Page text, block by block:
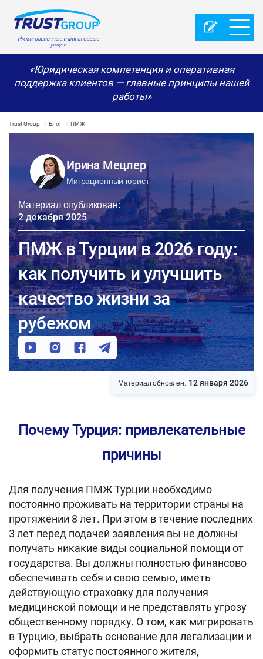
Иммиграционные и финансовые
услуги
«Юридическая компетенция и оперативная
поддержка клиентов — главные принципы нашей
работы»
Trust Group Блог ПМЖ
Ирина Мецлер
Миграционный юрист
Материал опубликован:
2 декабря 2025
ПМЖ в Турции в 2026 году:
как получить и улучшить
качество жизни за
рубежом
Материал обновлен: 12 января 2026
Почему Турция: привлекательные
причины
Для получения ПМЖ Турции необходимо
постоянно проживать на территории страны на
протяжении 8 лет. При этом в течение последних
3 лет перед подачей заявления вы не должны
получать никакие виды социальной помощи от
государства. Вы должны полностью финансово
обеспечивать себя и свою семью, иметь
действующую страховку для получения
медицинской помощи и не представлять угрозу
общественному порядку. О том, как мигрировать
в Турцию, выбрать основание для легализации и
оформить статус постоянного жителя,